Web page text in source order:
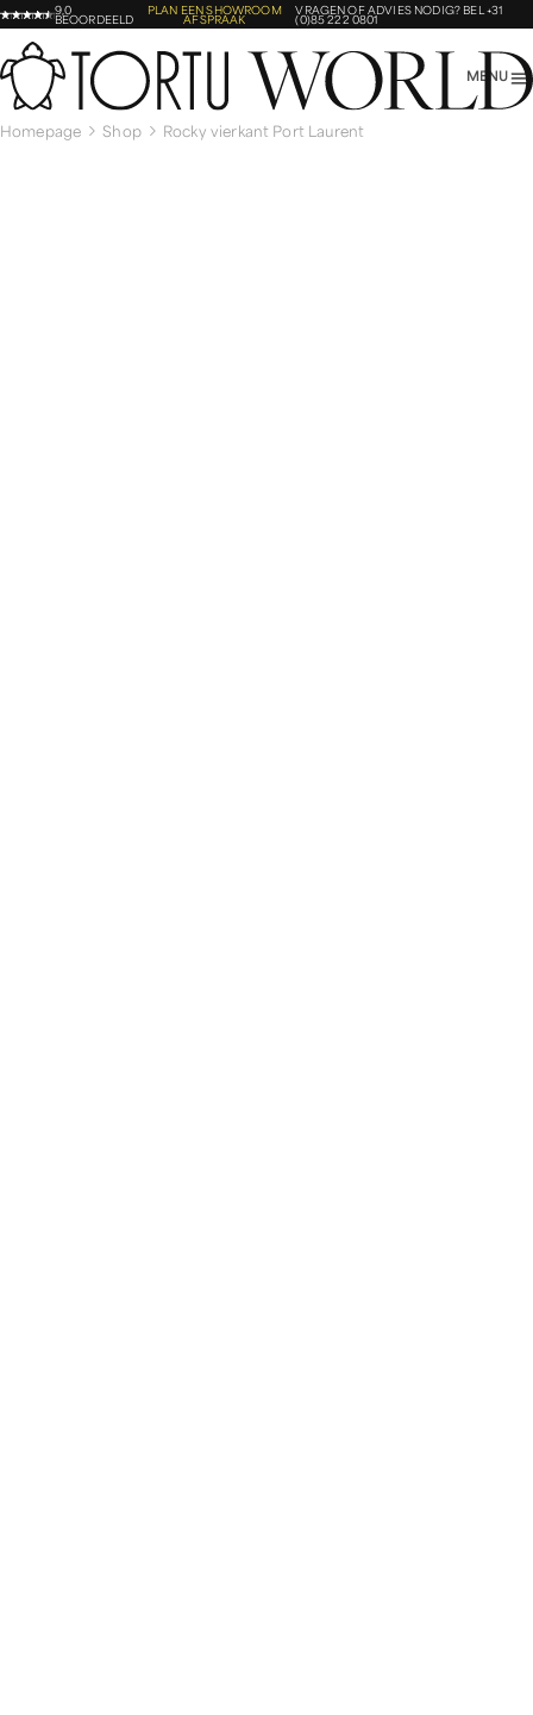
9,0
BEOORDEELD
PLAN EEN SHOWROOM
AFSPRAAK
VRAGEN OF ADVIES NODIG? BEL +31
(0)85 222 0801
MENU
Homepage Shop Rocky vierkant Port Laurent